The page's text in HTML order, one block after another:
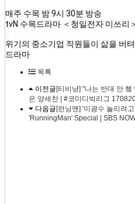
매주 수목 밤 9시 30분 방송
tvN 수목드라마 ＜청일전자 미쓰리
위기의 중소기업 직원들이 삶을 버
드라마
목록
이전글[티비냥] "나는 반대 안
은 양세찬 | #코미디빅리그
다음글[런닝맨] '이광수 놀리려
'RunningMan' Special | SBS